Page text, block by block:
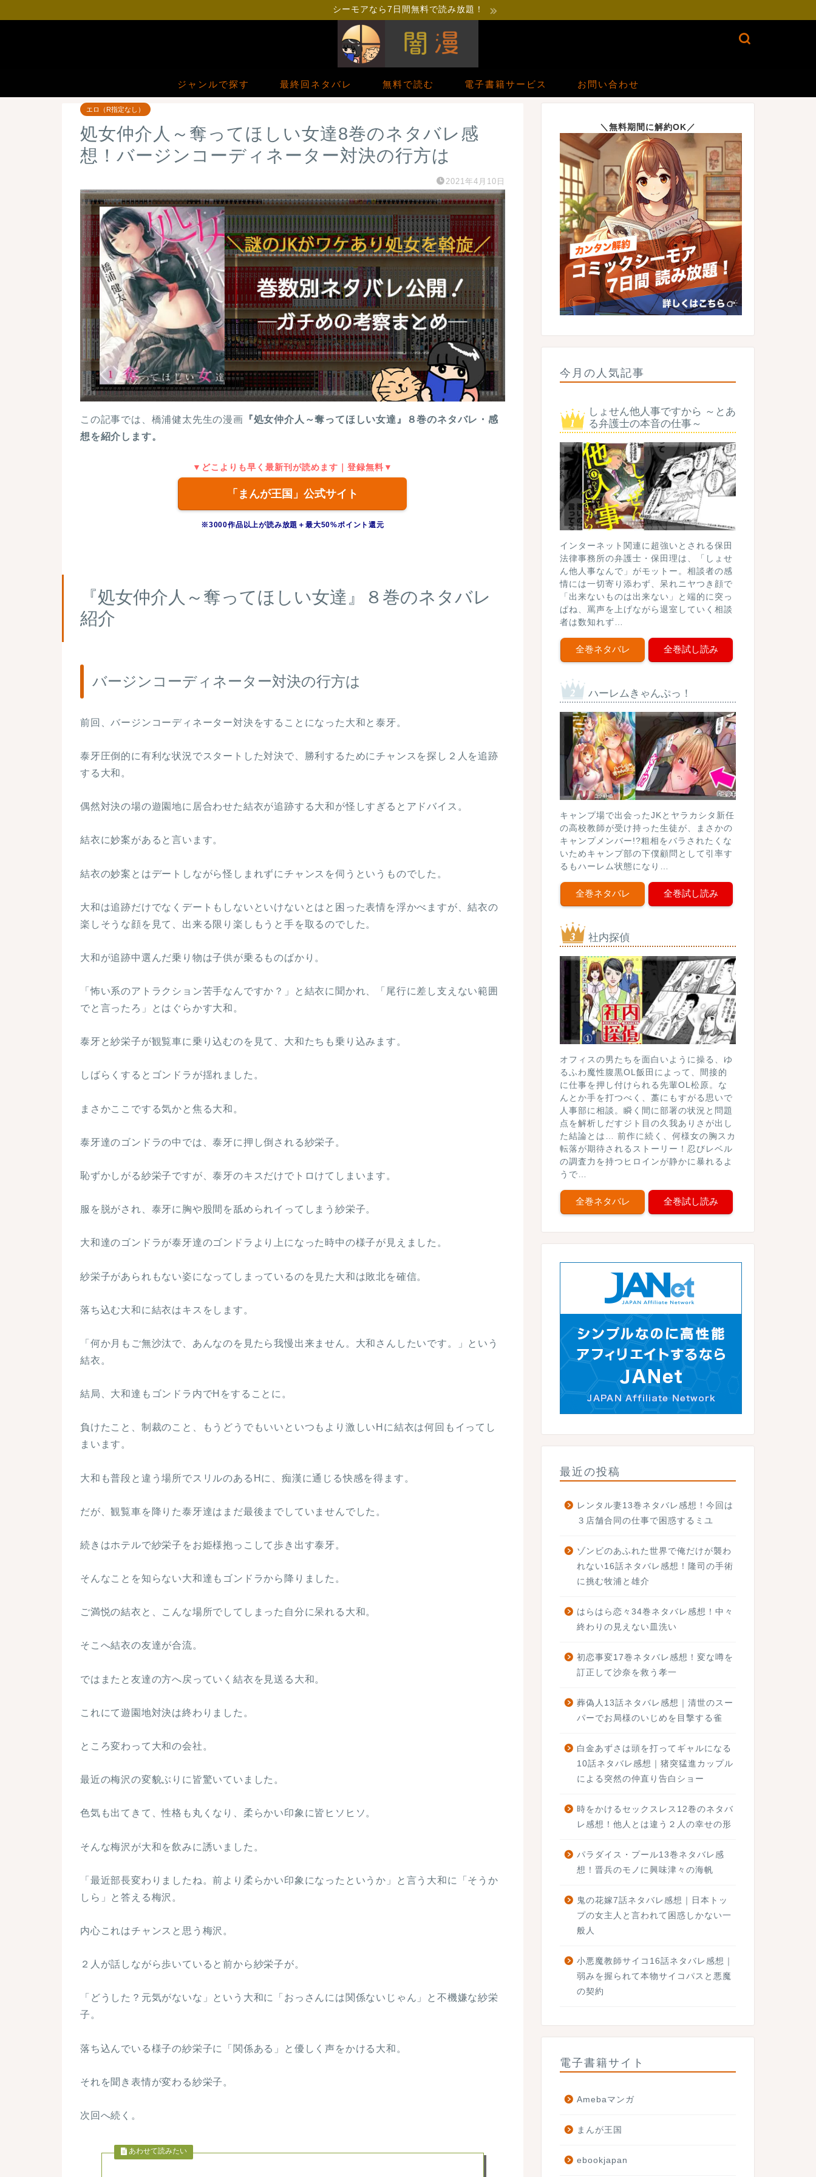
シーモアなら7日間無料で読み放題！
ジャンルで探す 最終回ネタバレ 無料で読む 電子書籍サービス お問い合わせ
エロ（R指定なし）
処女仲介人～奪ってほしい女達8巻のネタバレ感
想！バージンコーディネーター対決の行方は
2021年4月10日
この記事では、橋浦健太先生の漫画 『処女仲介人～奪ってほしい女達』８巻のネタバレ・感
想を紹介します。
▼どこよりも早く最新刊が読めます｜登録無料▼
「まんが王国」公式サイト
※3000作品以上が読み放題＋最大50%ポイント還元
『処女仲介人～奪ってほしい女達』８巻のネタバレ
紹介
バージンコーディネーター対決の行方は
前回、バージンコーディネーター対決をすることになった大和と泰牙。
泰牙圧倒的に有利な状況でスタートした対決で、勝利するためにチャンスを探し２人を追跡
する大和。
偶然対決の場の遊園地に居合わせた結衣が追跡する大和が怪しすぎるとアドバイス。
結衣に妙案があると言います。
結衣の妙案とはデートしながら怪しまれずにチャンスを伺うというものでした。
大和は追跡だけでなくデートもしないといけないとはと困った表情を浮かべますが、結衣の
楽しそうな顔を見て、出来る限り楽しもうと手を取るのでした。
大和が追跡中選んだ乗り物は子供が乗るものばかり。
「怖い系のアトラクション苦手なんですか？」と結衣に聞かれ、「尾行に差し支えない範囲
でと言ったろ」とはぐらかす大和。
泰牙と紗栄子が観覧車に乗り込むのを見て、大和たちも乗り込みます。
しばらくするとゴンドラが揺れました。
まさかここでする気かと焦る大和。
泰牙達のゴンドラの中では、泰牙に押し倒される紗栄子。
恥ずかしがる紗栄子ですが、泰牙のキスだけでトロけてしまいます。
服を脱がされ、泰牙に胸や股間を舐められイってしまう紗栄子。
大和達のゴンドラが泰牙達のゴンドラより上になった時中の様子が見えました。
紗栄子があられもない姿になってしまっているのを見た大和は敗北を確信。
落ち込む大和に結衣はキスをします。
「何か月もご無沙汰で、あんなのを見たら我慢出来ません。大和さんしたいです。」という
結衣。
結局、大和達もゴンドラ内でHをすることに。
負けたこと、制裁のこと、もうどうでもいいといつもより激しいHに結衣は何回もイってし
まいます。
大和も普段と違う場所でスリルのあるHに、痴漢に通じる快感を得ます。
だが、観覧車を降りた泰牙達はまだ最後までしていませんでした。
続きはホテルで紗栄子をお姫様抱っこして歩き出す泰牙。
そんなことを知らない大和達もゴンドラから降りました。
ご満悦の結衣と、こんな場所でしてしまった自分に呆れる大和。
そこへ結衣の友達が合流。
ではまたと友達の方へ戻っていく結衣を見送る大和。
これにて遊園地対決は終わりました。
ところ変わって大和の会社。
最近の梅沢の変貌ぶりに皆驚いていました。
色気も出てきて、性格も丸くなり、柔らかい印象に皆ヒソヒソ。
そんな梅沢が大和を飲みに誘いました。
「最近部長変わりましたね。前より柔らかい印象になったというか」と言う大和に「そうか
しら」と答える梅沢。
内心これはチャンスと思う梅沢。
２人が話しながら歩いていると前から紗栄子が。
「どうした？元気がないな」という大和に「おっさんには関係ないじゃん」と不機嫌な紗栄
子。
落ち込んでいる様子の紗栄子に「関係ある」と優しく声をかける大和。
それを聞き表情が変わる紗栄子。
次回へ続く。
＼無料期間に解約OK／
今月の人気記事
しょせん他人事ですから ～とあ
る弁護士の本音の仕事～
インターネット関連に超強いとされる保田
法律事務所の弁護士・保田理は、「しょせ
ん他人事なんで」がモットー。相談者の感
情には一切寄り添わず、呆れニヤつき顔で
「出来ないものは出来ない」と端的に突っ
ぱね、罵声を上げながら退室していく相談
者は数知れず…
全巻ネタバレ 全巻試し読み
ハーレムきゃんぷっ！
キャンプ場で出会ったJKとヤラカシタ新任
の高校教師が受け持った生徒が、まさかの
キャンプメンバー!?粗相をバラされたくな
いためキャンプ部の下僕顧問として引率す
るもハーレム状態になり…
全巻ネタバレ 全巻試し読み
社内探偵
オフィスの男たちを面白いように操る、ゆ
るふわ魔性腹黒OL飯田によって、間接的
に仕事を押し付けられる先輩OL松原。な
んとか手を打つべく、藁にもすがる思いで
人事部に相談。瞬く間に部署の状況と問題
点を解析しだすジト目の久我ありさが出し
た結論とは… 前作に続く、何様女の胸スカ
転落が期待されるストーリー！忍びレベル
の調査力を持つヒロインが静かに暴れるよ
うで…
全巻ネタバレ 全巻試し読み
最近の投稿
レンタル妻13巻ネタバレ感想！今回は
３店舗合同の仕事で困惑するミユ
ゾンビのあふれた世界で俺だけが襲わ
れない16話ネタバレ感想！隆司の手術
に挑む牧浦と雄介
はらはら恋々34巻ネタバレ感想！中々
終わりの見えない皿洗い
初恋事変17巻ネタバレ感想！変な噂を
訂正して沙奈を救う孝一
葬偽人13話ネタバレ感想｜清世のスー
パーでお局様のいじめを目撃する雀
白金あずさは頭を打ってギャルになる
10話ネタバレ感想｜猪突猛進カップル
による突然の仲直り告白ショー
時をかけるセックスレス12巻のネタバ
レ感想！他人とは違う２人の幸せの形
パラダイス・プール13巻ネタバレ感
想！晋兵のモノに興味津々の海帆
鬼の花嫁7話ネタバレ感想｜日本トッ
プの女主人と言われて困惑しかない一
般人
小悪魔教師サイコ16話ネタバレ感想｜
弱みを握られて本物サイコパスと悪魔
の契約
電子書籍サイト
Amebaマンガ
まんが王国
ebookjapan